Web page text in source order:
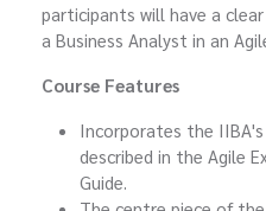
participants will have a
a Business Analyst in an
Course Features
Incorporates the
described in the Agile
Guide.